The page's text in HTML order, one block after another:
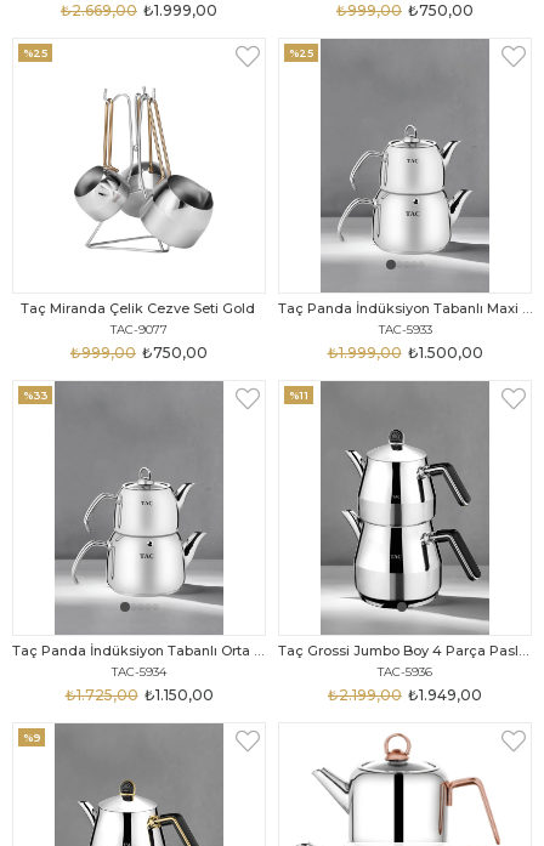
₺1.999,00
₺2.669,00 ₺750,00
₺999,00
Taç Miranda Çelik Cezve Seti Gold
TAC-9077
₺750,00
₺999,00
%25
Taç Panda İndüksiyon Tabanlı Maxi Boy 4 Parça Paslanmaz Çelik Çaydanlık Takımı 1.75-2.75lt
TAC-5933
₺1.500,00
₺1.999,00
%25
Taç Panda İndüksiyon Tabanlı Orta Boy 4 Parça Paslanmaz Çelik Çaydanlık Takımı 1.25-2.00lt
TAC-5934
₺1.150,00
₺1.725,00
%33
Taç Grossi Jumbo Boy 4 Parça Paslanmaz Çelik Çaydanlık Takımı Platin 2.00-3.50lt
TAC-5936
₺1.949,00
₺2.199,00
%11
%9